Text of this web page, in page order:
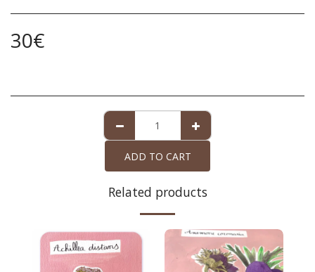
30€
ADD TO CART
Related products